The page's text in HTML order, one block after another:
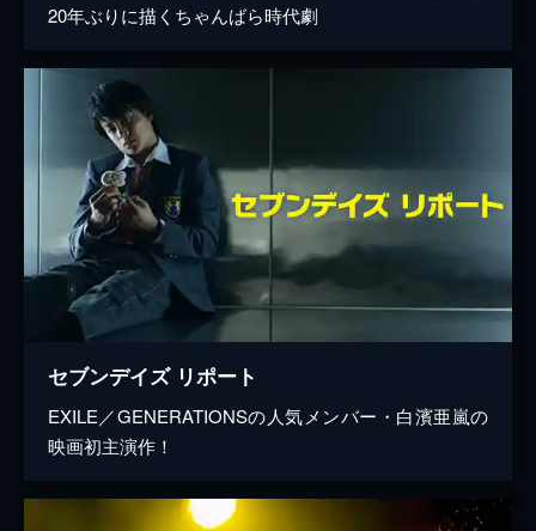
20年ぶりに描くちゃんばら時代劇
セブンデイズ リポート
EXILE／GENERATIONSの人気メンバー・白濱亜嵐の
映画初主演作！